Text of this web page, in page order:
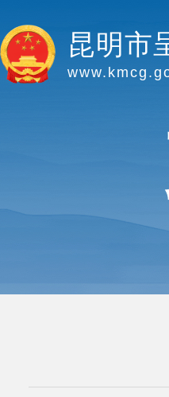
昆明市